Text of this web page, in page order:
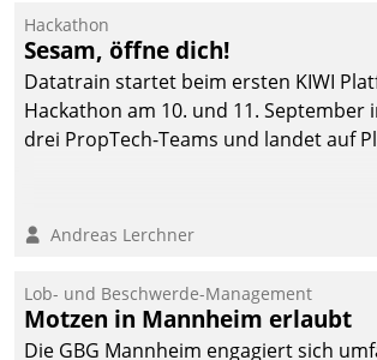
Ressort Kapitalanlage für
künftige Aufgaben und
Herausforderungen
gerüstet.
Hackathon
Sesam, öffne dich!
Datatrain startet beim ersten KIWI
Hackathon am 10. und 11. September
drei PropTech-Teams und landet auf
Andreas Lerchner
Lob- und Beschwerde-Management
Motzen in Mannheim erlaubt
Die GBG Mannheim engagiert sich